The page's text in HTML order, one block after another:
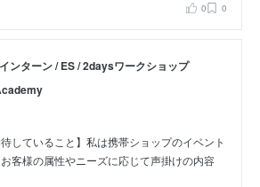
0 0
ンターン / ES / 2daysワークショップ
していること】私は携帯ショップのイベント
客様の属性やニーズに応じて声掛けの内容